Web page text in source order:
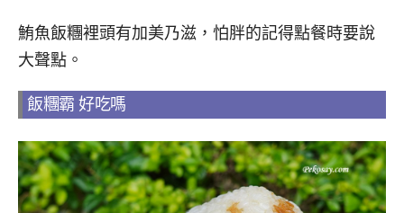
鮪魚飯糰裡頭有加美乃滋，怕胖的記得點餐時要說
大聲點。
飯糰霸 好吃嗎